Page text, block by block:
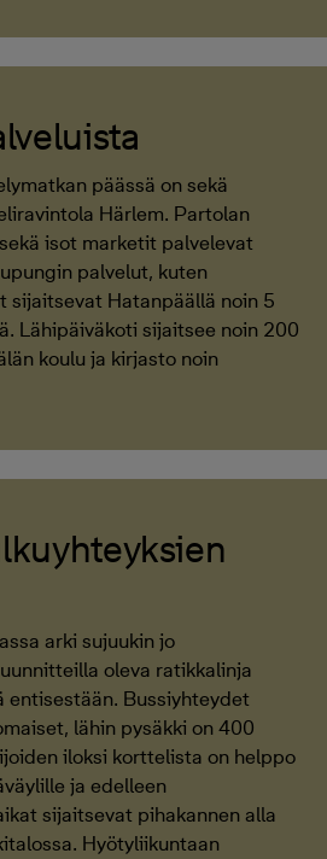
päässä on sekä
Härlem. Partolan
isot marketit palvelevat
palvelut, kuten
sijaitsevat Hatanpäällä noin 5
Lähipäiväkoti sijaitsee noin 200
koulu ja kirjasto noin
arki sujuukin jo
oleva ratikkalinja
entisestään. Bussiyhteydet
lähin pysäkki on 400
iloksi korttelista on helppo
ja edelleen
sijaitsevat pihakannen alla
Hyötyliikuntaan